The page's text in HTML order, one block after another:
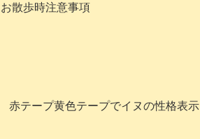
お散歩時注意事項
赤テープ黄色テープでイヌの性格表示